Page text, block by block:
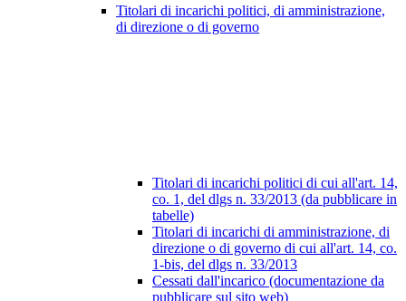
Titolari di incarichi politici, di amministrazione,
di direzione o di governo
Titolari di incarichi politici di cui all'art. 14,
co. 1, del dlgs n. 33/2013 (da pubblicare in
tabelle)
Titolari di incarichi di amministrazione, di
direzione o di governo di cui all'art. 14, co.
1-bis, del dlgs n. 33/2013
Cessati dall'incarico (documentazione da
pubblicare sul sito web)